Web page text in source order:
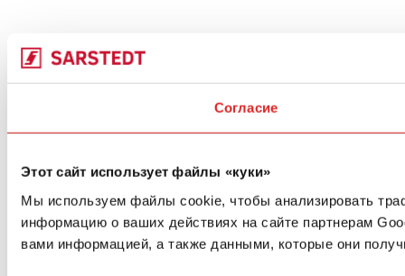
Согласие
Этот сайт использует файлы «куки»
Мы используем файлы cookie, чтобы анализировать
информацию о ваших действиях на сайте партнерам
вами информацией, а также данными, которые они